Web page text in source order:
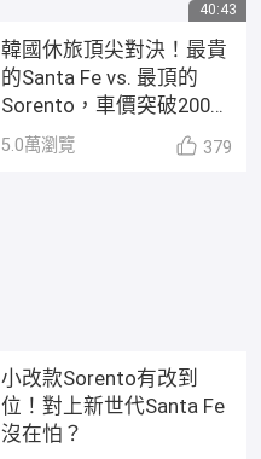
40:43
韓國休旅頂尖對決！最貴
的Santa Fe vs. 最頂的
Sorento，車價突破200萬
該選誰？
5.0萬瀏覽 379
小改款Sorento有改到
位！對上新世代Santa Fe
沒在怕？